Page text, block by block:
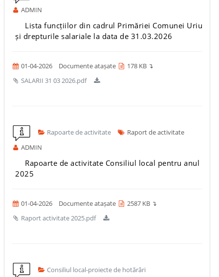
ADMIN
Lista funcțiilor din cadrul Primăriei Comunei Uriu
și drepturile salariale la data de 31.03.2026
01-04-2026 Documente atașate
178 KB ↴
SALARII 31 03 2026.pdf
Rapoarte de activitate
Raport de activitate
ADMIN
Rapoarte de activitate Consiliul local pentru anul
2025
01-04-2026 Documente atașate
2587 KB ↴
Raport activitate 2025.pdf
Consiliul local-proiecte de hotărâri